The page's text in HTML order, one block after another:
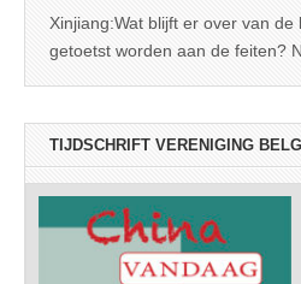
Xinjiang:Wat blijft er over van
getoetst worden aan de feiten?
TIJDSCHRIFT VERENIGING